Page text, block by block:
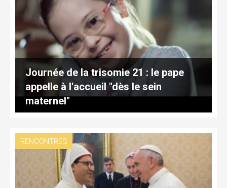
Journée de la trisomie 21 : le pape
appelle à l'accueil "dès le sein
maternel"
RENCONTRES